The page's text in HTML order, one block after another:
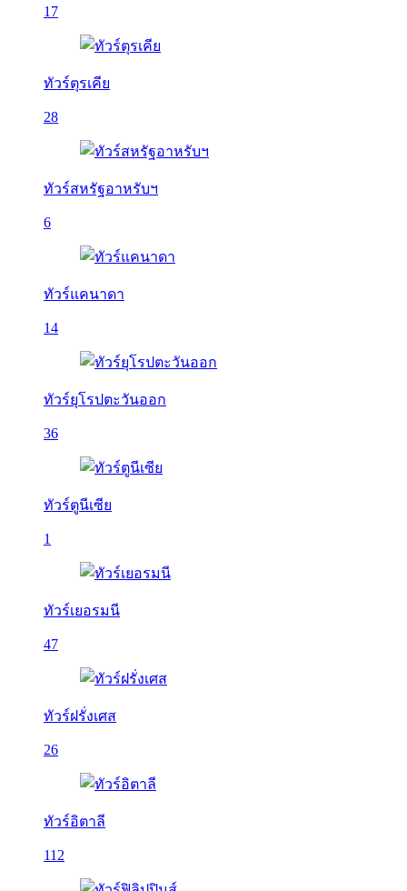
17
ทัวร์ตุรเคีย
28
ทัวร์สหรัฐอาหรับฯ
6
ทัวร์แคนาดา
14
ทัวร์ยุโรปตะวันออก
36
ทัวร์ตูนีเซีย
1
ทัวร์เยอรมนี
47
ทัวร์ฝรั่งเศส
26
ทัวร์อิตาลี
112